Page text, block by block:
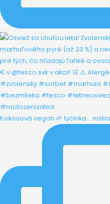
Kokosová vegan 🌱 tyčinka...